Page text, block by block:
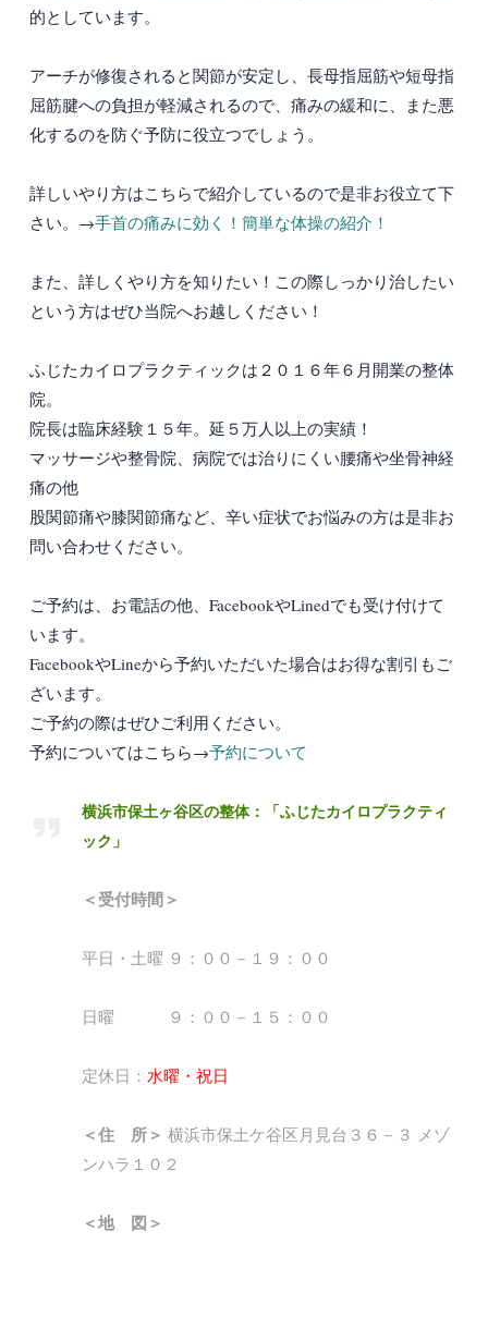
的としています。
アーチが修復されると関節が安定し、長母指屈筋や短母指
屈筋腱への負担が軽減されるので、痛みの緩和に、また悪
化するのを防ぐ予防に役立つでしょう。
詳しいやり方はこちらで紹介しているので是非お役立て下
さい。→手首の痛みに効く！簡単な体操の紹介！
また、詳しくやり方を知りたい！この際しっかり治したい
という方はぜひ当院へお越しください！
ふじたカイロプラクティックは２０１６年６月開業の整体
院。
院長は臨床経験１５年。延５万人以上の実績！
マッサージや整骨院、病院では治りにくい腰痛や坐骨神経
痛の他
股関節痛や膝関節痛など、辛い症状でお悩みの方は是非お
問い合わせください。
ご予約は、お電話の他、FacebookやLinedでも受け付けて
います。
FacebookやLineから予約いただいた場合はお得な割引もご
ざいます。
ご予約の際はぜひご利用ください。
予約についてはこちら→予約について
横浜市保土ヶ谷区の整体：「ふじたカイロプラクティ
ック」
＜受付時間＞
平日・土曜 ９：００－１９：００
日曜 ９：００－１５：００
定休日： 水曜・祝日
＜住 所＞ 横浜市保土ケ谷区月見台３６－３ メゾ
ンハラ１０２
＜地 図＞